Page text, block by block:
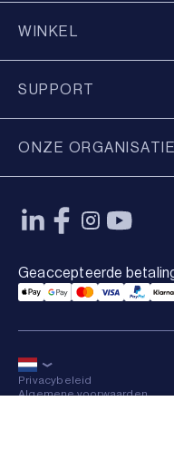
WINKEL
SUPPORT
ONZE ORGANISATIE
Geaccepteerde
Applepay Payment
Googlepay
Mastercard
VisaPaypal
Privacybeleid
Algemene voorwaarden